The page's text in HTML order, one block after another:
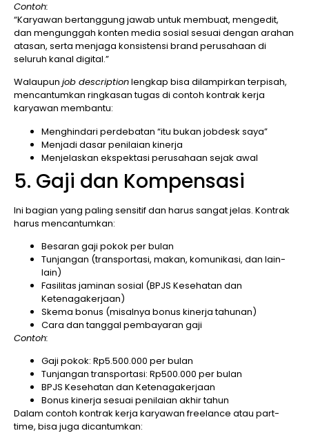
Contoh:
“Karyawan bertanggung jawab untuk membuat, mengedit,
dan mengunggah konten media sosial sesuai dengan arahan
atasan, serta menjaga konsistensi brand perusahaan di
seluruh kanal digital.”
Walaupun job descriptionlengkap bisa dilampirkan terpisah,
mencantumkan ringkasan tugas di contoh kontrak kerja
karyawan membantu:
Menghindari perdebatan “itu bukan jobdesk saya”
Menjadi dasar penilaian kinerja
Menjelaskan ekspektasi perusahaan sejak awal
5. Gaji dan Kompensasi
Ini bagian yang paling sensitif dan harus sangat jelas. Kontrak
harus mencantumkan:
Besaran gaji pokok per bulan
Tunjangan (transportasi, makan, komunikasi, dan lain-
lain)
Fasilitas jaminan sosial (BPJS Kesehatan dan
Ketenagakerjaan)
Skema bonus (misalnya bonus kinerja tahunan)
Cara dan tanggal pembayaran gaji
Contoh:
Gaji pokok: Rp5.500.000 per bulan
Tunjangan transportasi: Rp500.000 per bulan
BPJS Kesehatan dan Ketenagakerjaan
Bonus kinerja sesuai penilaian akhir tahun
Dalam contoh kontrak kerja karyawan freelance atau part-
time, bisa juga dicantumkan: